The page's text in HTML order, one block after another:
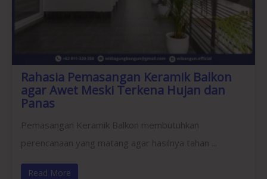
Rahasia Pemasangan Keramik Balkon
agar Awet Meski Terkena Hujan dan
Panas
Pemasangan Keramik Balkon membutuhkan
perencanaan yang matang agar hasilnya tahan ...
Read More